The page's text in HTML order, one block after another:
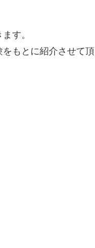
す。
もとに紹介させて頂